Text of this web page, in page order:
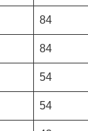
84
84
54
54